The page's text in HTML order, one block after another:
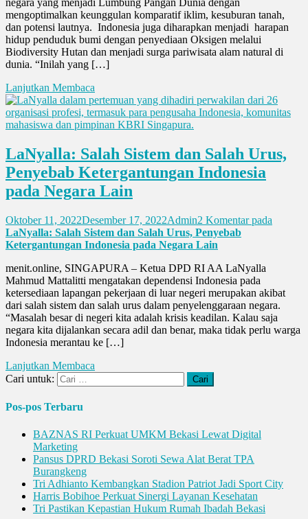
negara yang menjadi Lumbung Pangan Dunia dengan
mengoptimalkan keunggulan komparatif iklim, kesuburan tanah,
dan potensi lautnya. Indonesia juga diharapkan menjadi harapan
hidup penduduk bumi dengan penyediaan Oksigen melalui
Biodiversity Hutan dan menjadi surga pariwisata alam natural di
dunia. “Inilah yang […]
Lanjutkan Membaca
LaNyalla: Salah Sistem dan Salah Urus,
Penyebab Ketergantungan Indonesia
pada Negara Lain
Oktober 11, 2022Desember 17, 2022Admin2 Komentarpada
LaNyalla: Salah Sistem dan Salah Urus, Penyebab
Ketergantungan Indonesia pada Negara Lain
menit.online, SINGAPURA – Ketua DPD RI AA LaNyalla
Mahmud Mattalitti mengatakan dependensi Indonesia pada
ketersediaan lapangan pekerjaan di luar negeri merupakan akibat
dari salah sistem dan salah urus dalam penyelenggaraan negara.
“Masalah besar di negeri kita adalah krisis keadilan. Kalau saja
negara kita dijalankan secara adil dan benar, maka tidak perlu warga
Indonesia merantau ke […]
Lanjutkan Membaca
Cari untuk:
Pos-pos Terbaru
BAZNAS RI Perkuat UMKM Bekasi Lewat Digital
Marketing
Pansus DPRD Bekasi Soroti Sewa Alat Berat TPA
Burangkeng
Tri Adhianto Kembangkan Stadion Patriot Jadi Sport City
Harris Bobihoe Perkuat Sinergi Layanan Kesehatan
Tri Pastikan Kepastian Hukum Rumah Ibadah Bekasi